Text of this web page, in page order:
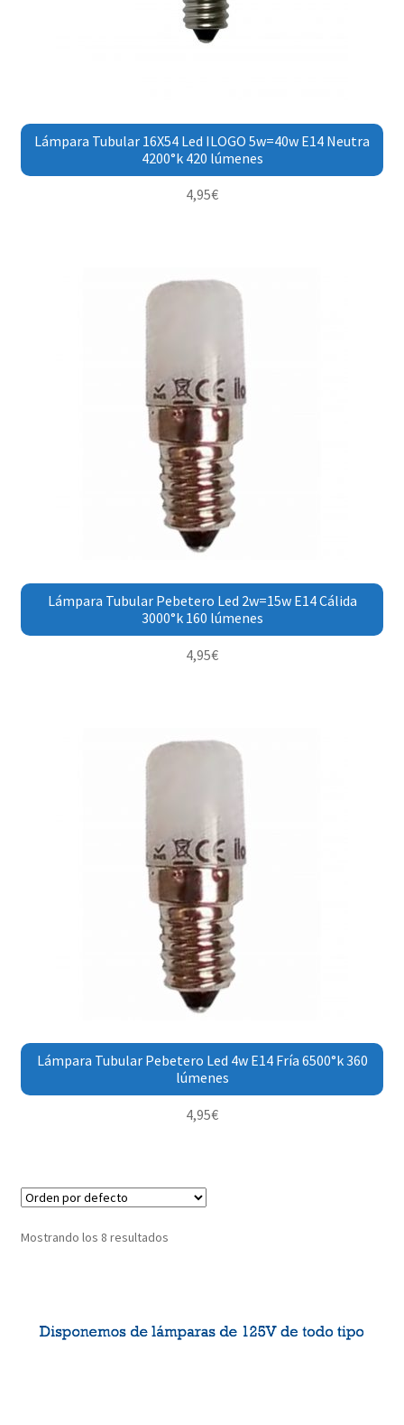
Lámpara Tubular 16X54 Led ILOGO 5w=40w E14 Neutra
4200°k 420 lúmenes
4,95€
Lámpara Tubular Pebetero Led 2w=15w E14 Cálida
3000°k 160 lúmenes
4,95€
Lámpara Tubular Pebetero Led 4w E14 Fría 6500°k 360
lúmenes
4,95€
Mostrando los 8 resultados